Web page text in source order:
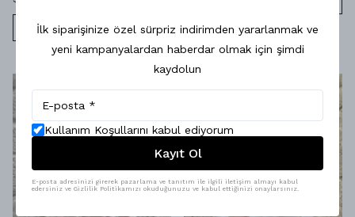
SEPETE EKLE
İlk siparişinize özel sürpriz indirimden yararlanmak ve
yeni kampanyalardan haberdar olmak için şimdi
kaydolun
Kullanım Koşullarını kabul ediyorum
Kayıt Ol
E-posta adresinizi girerek pazarlama ve tanıtım ile ilgili iletişim almayı kabul
edersiniz ve Gizlilik Politikamızı okuduğunuzu ve kabul ettiğinizi onaylarsınız.